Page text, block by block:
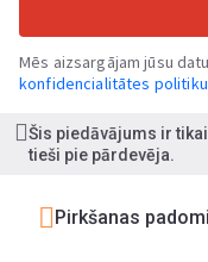
Mēs aizsargājam jūsu
konfidencialitātes politiku
Šis piedāvājums ir
tieši pie pārdevēja.
Pirkšanas padomi